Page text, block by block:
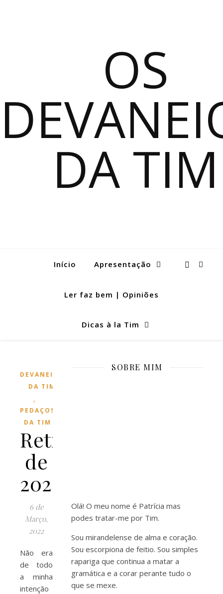
OS
DA TIM
Início Apresentação
Ler faz bem | Opiniões
Dicas à la Tim
DEVANEIOS
DA TIM
,
PEDAÇOS
DA TIM
Retrospectiva
de
2021
6 de
Março,
2022
Não era
de todo
a minha
intenção
SOBRE MIM
Olá! O meu nome é Patrícia mas
podes tratar-me por Tim.
Sou mirandelense de alma e coração.
Sou escorpiona de feitio. Sou simples
rapariga que continua a matar a
gramática e a corar perante tudo o
que se mexe.